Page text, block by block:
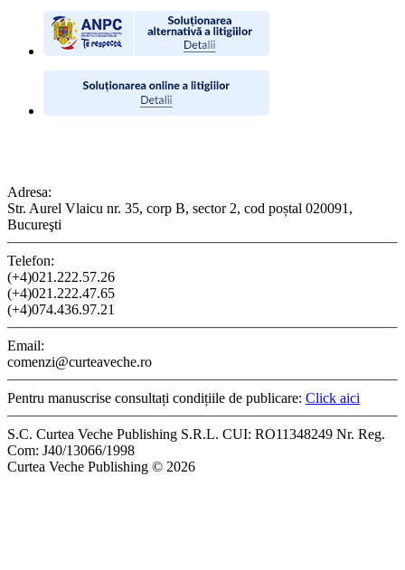
Adresa:
Str. Aurel Vlaicu nr. 35, corp B, sector 2, cod poștal 020091,
Bucureşti
Telefon:
(+4)021.222.57.26
(+4)021.222.47.65
(+4)074.436.97.21
Email:
comenzi@curteaveche.ro
Pentru manuscrise consultați condițiile de publicare: Click aici
S.C. Curtea Veche Publishing S.R.L. CUI: RO11348249 Nr. Reg.
Com: J40/13066/1998
Curtea Veche Publishing © 2026